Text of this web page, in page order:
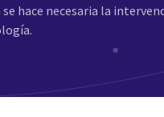
hace necesaria la